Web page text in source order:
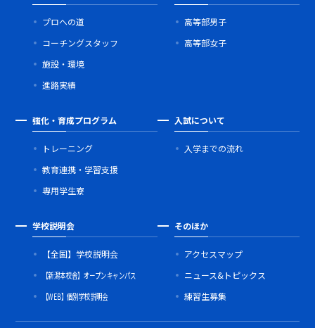
プロへの道
コーチングスタッフ
施設・環境
進路実績
高等部男子
高等部女子
強化・育成プログラム
トレーニング
教育連携・学習支援
専用学生寮
入試について
入学までの流れ
学校説明会
【全国】学校説明会
【新潟本校舎】オープンキャンパス
【WEB】個別学校説明会
そのほか
アクセスマップ
ニュース&トピックス
練習生募集